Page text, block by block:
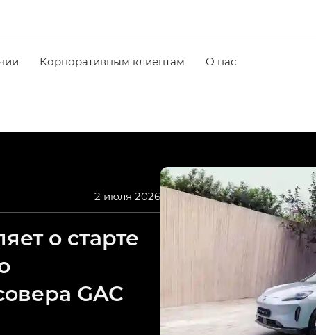
Корпоративным клиентам О нас
2 июля 2026
о старте
GAC